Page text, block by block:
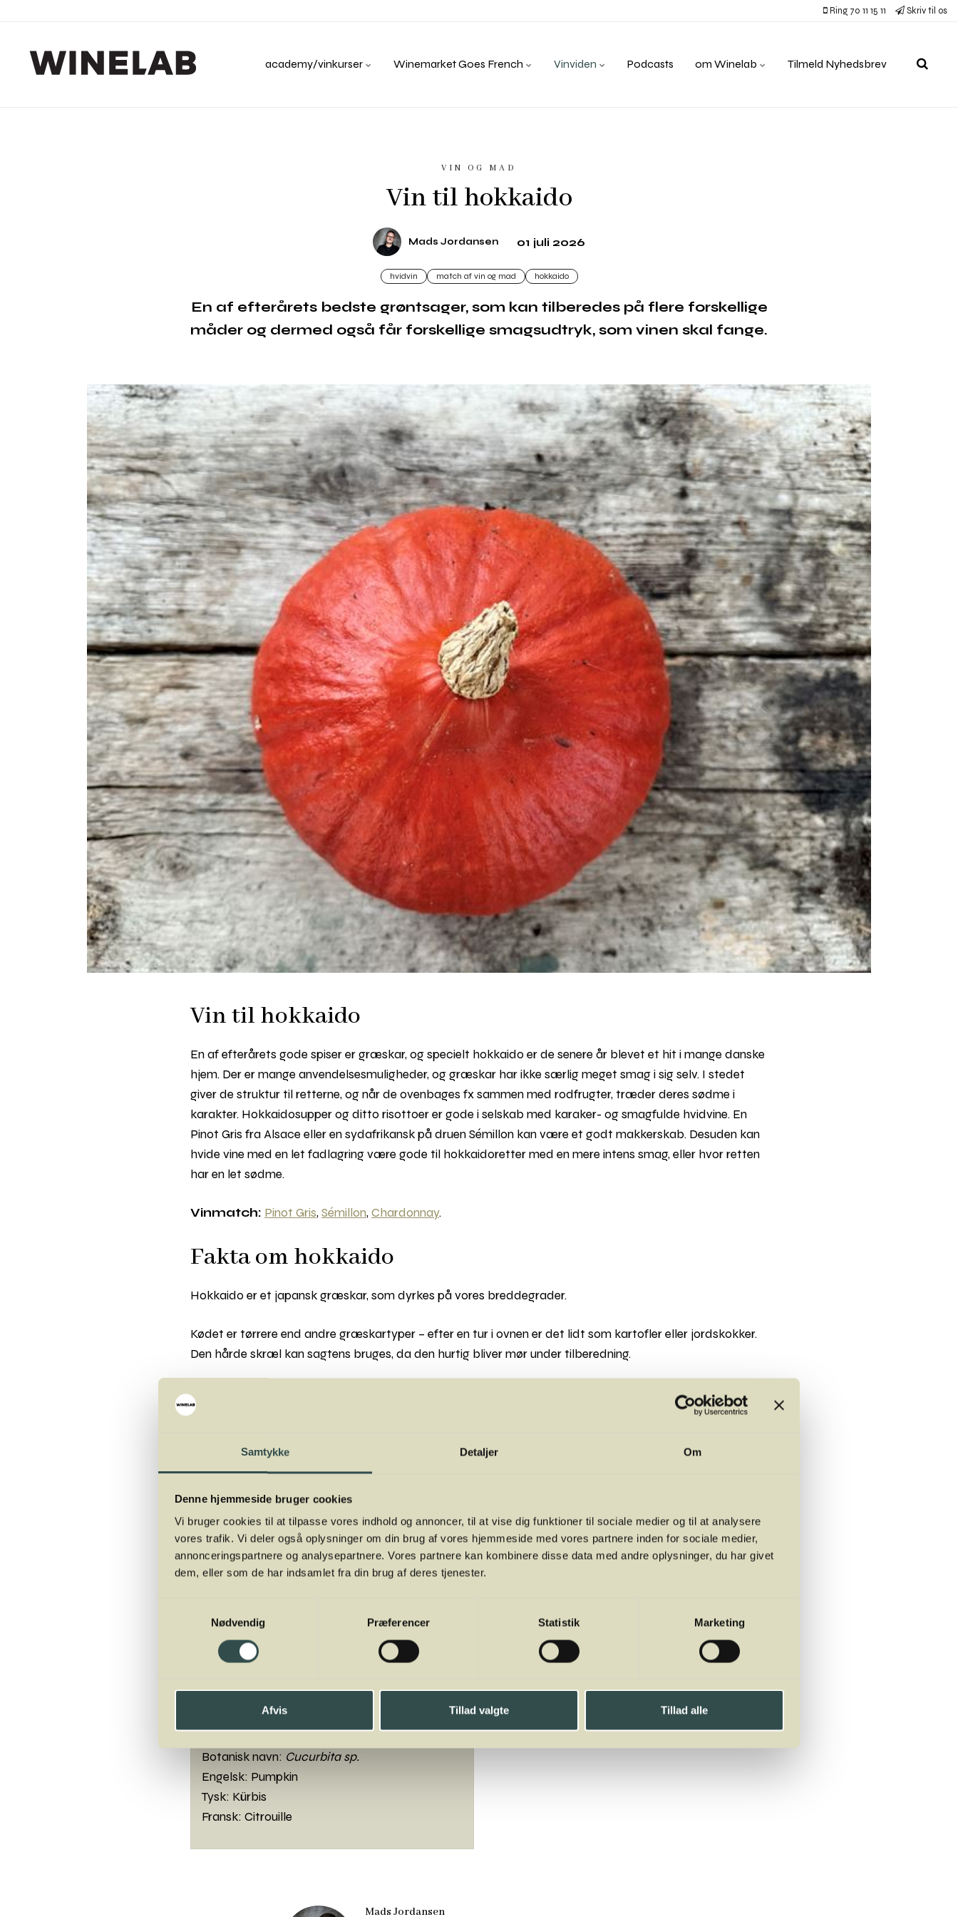
Samtykke Detaljer Om
Denne hjemmeside bruger cookies
Vi bruger cookies til at tilpasse vores indhold og annoncer, til at vise dig funktioner til sociale medier og til at analysere
vores trafik. Vi deler også oplysninger om din brug af vores hjemmeside med vores partnere inden for sociale medier,
annonceringspartnere og analysepartnere. Vores partnere kan kombinere disse data med andre oplysninger, du har givet
dem, eller som de har indsamlet fra din brug af deres tjenester.
Nødvendig
Præferencer Statistik Marketing
Afvis Tillad valgte Tillad alle
Ring 70 11 15 11 Skriv til os
academy/vinkurser Winemarket Goes French Vinviden Podcasts om Winelab Tilmeld Nyhedsbrev
VIN OG MAD
Vin til hokkaido
Mads Jordansen 01 juli 2026
hvidvin match af vin og mad hokkaido
En af efterårets bedste grøntsager, som kan tilberedes på flere forskellige
måder og dermed også får forskellige smagsudtryk, som vinen skal fange.
Vin til hokkaido
En af efterårets gode spiser er græskar, og specielt hokkaido er de senere år blevet et hit i mange danske
hjem. Der er mange anvendelsesmuligheder, og græskar har ikke særlig meget smag i sig selv. I stedet
giver de struktur til retterne, og når de ovenbages fx sammen med rodfrugter, træder deres sødme i
karakter. Hokkaidosupper og ditto risottoer er gode i selskab med karaker- og smagfulde hvidvine. En
Pinot Gris fra Alsace eller en sydafrikansk på druen Sémillon kan være et godt makkerskab. Desuden kan
hvide vine med en let fadlagring være gode til hokkaidoretter med en mere intens smag, eller hvor retten
har en let sødme.
Vinmatch: Pinot Gris,Sémillon,Chardonnay.
Fakta om hokkaido
Hokkaido er et japansk græskar, som dyrkes på vores breddegrader.
Kødet er tørrere end andre græskartyper – efter en tur i ovnen er det lidt som kartofler eller jordskokker.
Den hårde skræl kan sagtens bruges, da den hurtig bliver mør under tilberedning.
Sæson for hokkaido :
Tips til tilberedning
Skrub hokkaidoen under rindende vand. Flæk græskaret med en skarp kniv og tag kernerne ud med en
ske. Så er hokkaidoen klar til at blive tilberedt.
Ovnbagt hokkaido laves ved at skære hokkaidoen i grove tern. Vend ternene i lidt olie og finthakket
Næringsværdi pr. 100 g:
Energi 85 kJ
Botanisk navn: Cucurbita sp.
Engelsk: Pumpkin
Tysk: Kürbis
Fransk: Citrouille
Mads Jordansen